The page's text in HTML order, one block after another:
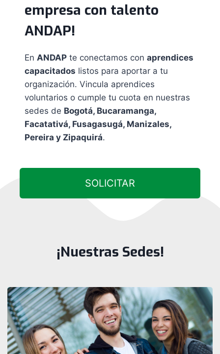
empresa con talento
ANDAP!
En ANDAP te conectamos con aprendices
capacitados listos para aportar a tu
organización. Vincula aprendices
voluntarios o cumple tu cuota en nuestras
sedes de Bogotá, Bucaramanga,
Facatativá, Fusagasugá, Manizales,
Pereira y Zipaquirá.
SOLICITAR
¡Nuestras Sedes!